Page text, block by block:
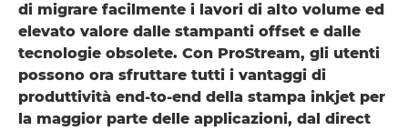
di migrare facilmente i lavori di alto volume ed
elevato valore dalle stampanti offset e dalle
tecnologie obsolete. Con ProStream, gli utenti
possono ora sfruttare tutti i vantaggi di
produttività end-to-end della stampa inkjet per
la maggior parte delle applicazioni, dal direct